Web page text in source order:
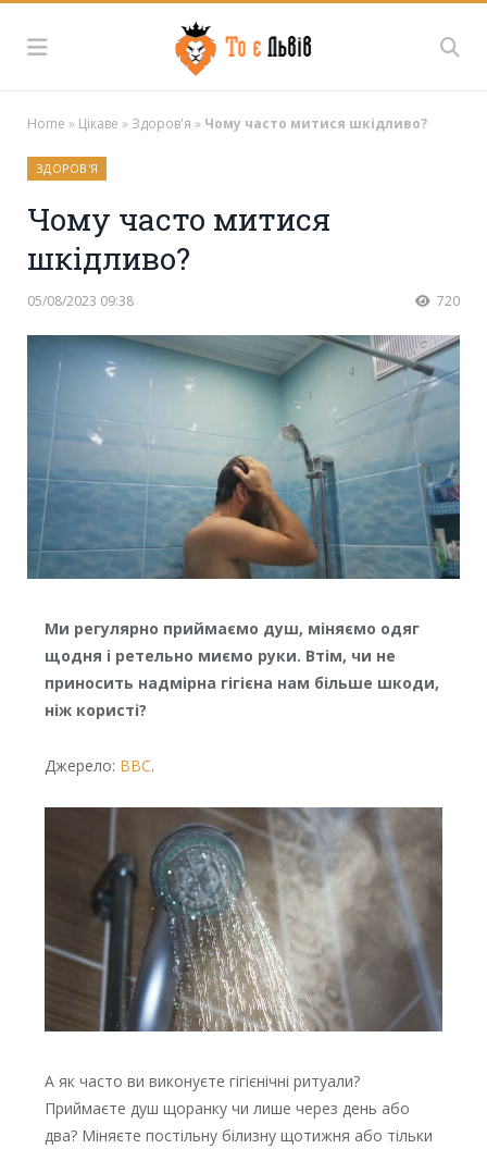
Home » Цікаве » Здоров'я » Чому часто митися шкідливо?
ЗДОРОВ'Я
Чому часто митися
шкідливо?
05/08/2023 09:38 720
Ми регулярно приймаємо душ, міняємо одяг
щодня і ретельно миємо руки. Втім, чи не
приносить надмірна гігієна нам більше шкоди,
ніж користі?
Джерело: ВВС.
А як часто ви виконуєте гігієнічні ритуали?
Приймаєте душ щоранку чи лише через день або
два? Міняєте постільну білизну щотижня або тільки